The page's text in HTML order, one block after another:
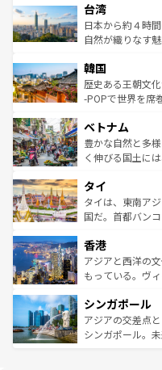
ならではの贅沢な旅のスタ
情報はコンテン
れるおもてなし
人々、おいしい
ク、伝統的なフ
ワイを、存分に味わってほし
はコンテンツ一覧
リアリーフや大
ク）、タスマニ
ど、見どころが
いる。アクティ
ビング、ハイキ
い。オーストラ
参照してほしい。
台湾
日本から約４時
自然が織りなす
ン）、静ひつな
と山間の静けさ
驚きをもたらし
容にもいいと評
が味
照してほしい。
韓国
歴史ある王朝文
-POPで世界を席
き、地方に足を
できる。そして
まで、さまざま
リティに包まれ
覧を参照してほ
ベトナム
豊かな自然と多
く伸びる国土に
急速な発展と共
ーチミン市のフ
醸し出している
とつ。フォーや
ひ現地で味わい
が旅行者を迎え
参照してほしい。
タイ
タイは、東南ア
国だ。首都バン
の活気が交差し
帯で自然と触れ
いビーチでリゾ
激する。気候は
が待っている。
た文化、そして
香港
アジアと西洋の
もっている。ヴ
み、どこを訪れ
ており、効率よ
うな絶景から文
シンガポール
アジアの交差点
シンガポール。